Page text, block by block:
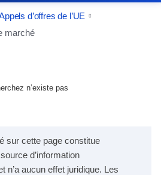
d’offres de l’UE
marché
n’existe pas
sur cette page constitue
d’information
n’a aucun effet juridique. Les